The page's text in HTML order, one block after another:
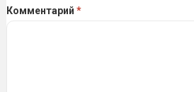
Комментарий *